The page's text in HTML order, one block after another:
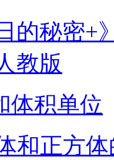
的秘密+
教版
体积单位
和正方